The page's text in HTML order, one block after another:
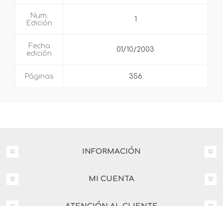
Num.
Edición
1
Fecha
edición
01/10/2003
Páginas 356
INFORMACIÓN
MI CUENTA